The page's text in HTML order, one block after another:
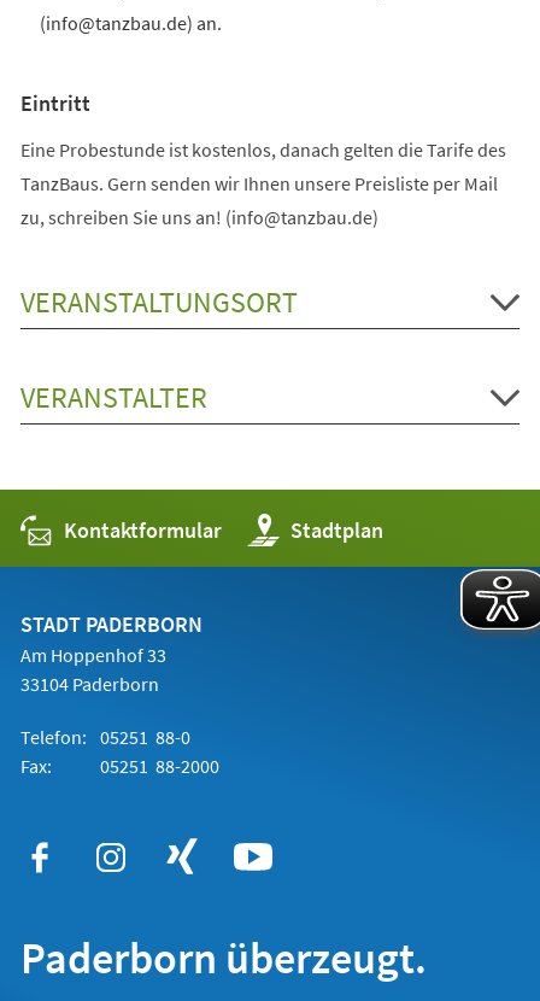
(info@tanzbau.de) an.
Eintritt
Eine Probestunde ist kostenlos, danach gelten die Tarife des
TanzBaus. Gern senden wir Ihnen unsere Preisliste per Mail
zu, schreiben Sie uns an! (info@tanzbau.de)
VERANSTALTUNGSORT
VERANSTALTER
Kontaktformular Stadtplan
(Öffnet
in
einem
STADT PADERBORN
Am Hoppenhof 33
33104 Paderborn
Telefon: 05251 88-0
Fax:
05251 88-2000
Paderborn überzeugt.